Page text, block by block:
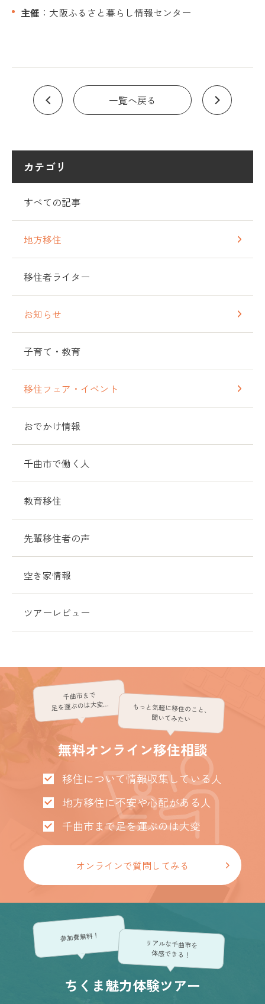
主催 ：大阪ふるさと暮らし情報センター
一覧へ戻る
カテゴリ
すべての記事
地方移住
移住者ライター
お知らせ
子育て・教育
移住フェア・イベント
おでかけ情報
千曲市で働く人
教育移住
先輩移住者の声
空き家情報
ツアーレビュー
千曲市まで
足を運ぶのは大変… もっと気軽に移住のこと、
聞いてみたい
無料オンライン移住相談
移住について情報収集している人
地方移住に不安や心配がある人
千曲市まで足を運ぶのは大変
オンラインで質問してみる
参加費無料！
リアルな千曲市を
体感できる！
ちくま魅力体験ツアー